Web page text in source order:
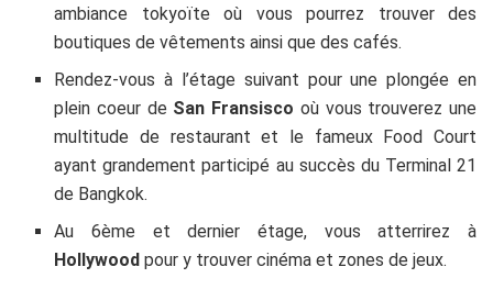
ambiance tokyoïte où vous pourrez trouver des
boutiques de vêtements ainsi que des cafés.
Rendez-vous à l’étage suivant pour une plongée en
plein coeur de San Fransisco où vous trouverez une
multitude de restaurant et le fameux Food Court
ayant grandement participé au succès du Terminal 21
de Bangkok.
Au 6ème et dernier étage, vous atterrirez à
Hollywood pour y trouver cinéma et zones de jeux.